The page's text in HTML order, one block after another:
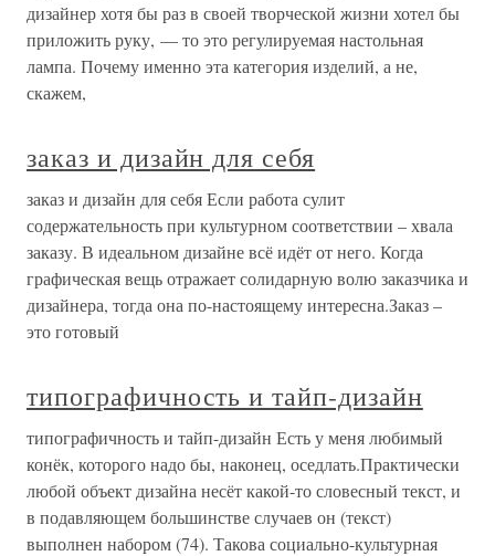
дизайнер хотя бы раз в своей творческой жизни хотел бы
приложить руку, — то это регулируемая настольная
лампа. Почему именно эта категория изделий, а не,
скажем,
заказ и дизайн для себя
заказ и дизайн для себя Если работа сулит
содержательность при культурном соответствии – хвала
заказу. В идеальном дизайне всё идёт от него. Когда
графическая вещь отражает солидарную волю заказчика и
дизайнера, тогда она по-настоящему интересна.Заказ –
это готовый
типографичность и тайп-дизайн
типографичность и тайп-дизайн Есть у меня любимый
конёк, которого надо бы, наконец, оседлать.Практически
любой объект дизайна несёт какой-то словесный текст, и
в подавляющем большинстве случаев он (текст)
выполнен набором (74). Такова социально-культурная